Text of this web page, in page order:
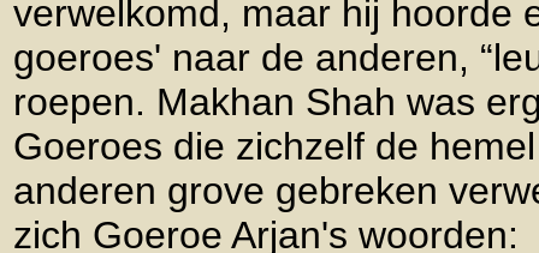
verwelkomd, maar hij hoorde
goeroes' naar de anderen,
roepen. Makhan Shah was
Goeroes die zichzelf de
anderen grove gebreken
zich Goeroe Arjan's woorden: